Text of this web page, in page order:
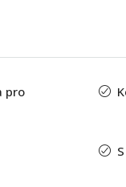
pro